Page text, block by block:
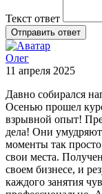
Текст ответ
Отправить ответ
Олег
11 апреля 2025
Давно собирался
Осенью прошел
взрывной опыт!
дела! Они
моменты так просто
свои места.
своем бизнесе, и
каждого занятия